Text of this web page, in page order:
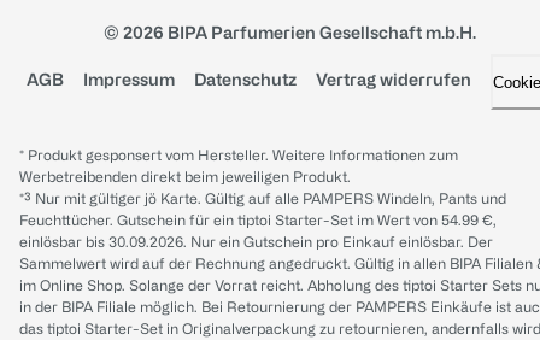
© 2026 BIPA Parfumerien Gesellschaft m.b.H.
AGB Impressum Datenschutz Vertrag widerrufen
* Produkt gesponsert vom Hersteller. Weitere Informationen zum
Werbetreibenden direkt beim jeweiligen Produkt.
*³ Nur mit gültiger jö Karte. Gültig auf alle PAMPERS Windeln, Pants und
Feuchttücher. Gutschein für ein tiptoi Starter-Set im Wert von 54.99 €,
einlösbar bis 30.09.2026. Nur ein Gutschein pro Einkauf einlösbar. Der
Sammelwert wird auf der Rechnung angedruckt. Gültig in allen BIPA Filialen
im Online Shop. Solange der Vorrat reicht. Abholung des tiptoi Starter Sets
in der BIPA Filiale möglich. Bei Retournierung der PAMPERS Einkäufe ist
das tiptoi Starter-Set in Originalverpackung zu retournieren, andernfalls wird